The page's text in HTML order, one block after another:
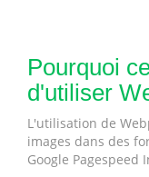
Pourquoi
d'utiliser
L'utilisation de
images dans des
Google Pagespeed